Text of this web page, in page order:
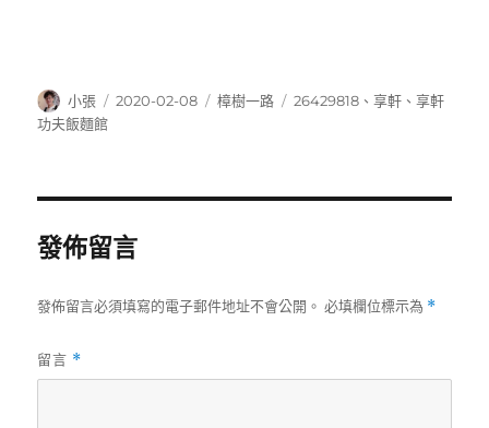
作
者
小張
發
2020-02-08
分
樟樹一路
標
26429818 、享軒 、享軒
功夫飯麵館
發佈留言
發佈留言必須填寫的電子郵件地址不會公開。 必填欄位標示為 *
留言 *